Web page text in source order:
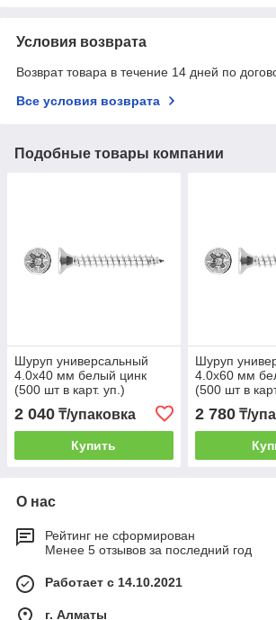
Условия возврата
Возврат товара в течение 14 дней по
Все условия возврата
Подобные товары компании
Шуруп универсальный
4.0х40 мм белый цинк
(500 шт в карт. уп.)
STARFIX
2 040 ₸/упаковка
Купить
Шуруп
4.0х60 мм
(500 шт в
STARFIX
2 780₸/
О нас
Рейтинг не сформирован
Менее 5 отзывов за последний год
Работает с 14.10.2021
г. Алматы